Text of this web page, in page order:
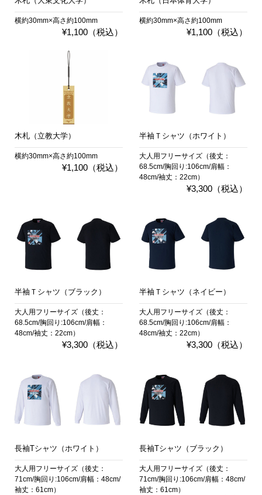
横約30mm×高さ約100mm
¥1,100（税込）
横約30mm×高さ約100mm
¥1,100（税込）
木札（立教大学）
横約30mm×高さ約100mm
¥1,100（税込）
半袖Ｔシャツ（ホワイト）
大人用フリーサイズ（後丈：
68.5cm/胸回り:106cm/肩幅：
48cm/袖丈：22cm）
¥3,300（税込）
半袖Ｔシャツ（ブラック）
大人用フリーサイズ（後丈：
68.5cm/胸回り:106cm/肩幅：
48cm/袖丈：22cm）
¥3,300（税込）
半袖Ｔシャツ（ネイビー）
大人用フリーサイズ（後丈：
68.5cm/胸回り:106cm/肩幅：
48cm/袖丈：22cm）
¥3,300（税込）
長袖Tシャツ（ホワイト）
大人用フリーサイズ（後丈：
71cm/胸回り:106cm/肩幅：48cm/
袖丈：61cm）
長袖Tシャツ（ブラック）
大人用フリーサイズ（後丈：
71cm/胸回り:106cm/肩幅：48cm/
袖丈：61cm）